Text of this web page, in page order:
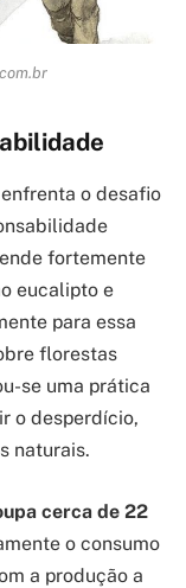
o desafio
fortemente
eucalipto e
para essa
florestas
se uma prática
o desperdício,
naturais.
cerca de 22
o consumo
a produção a